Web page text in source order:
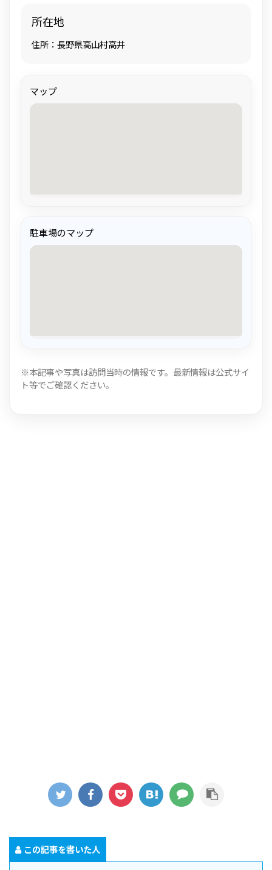
所在地
住所：長野県高山村高井
マップ
駐車場のマップ
※本記事や写真は訪問当時の情報です。最新情報は公式サイ
ト等でご確認ください。
この記事を書いた人